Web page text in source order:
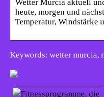
Wetter Murcia aktuell
heute, morgen und
Temperatur, Windstärke
Keywords: wetter murcia,